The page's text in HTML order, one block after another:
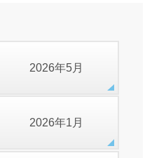
2026年5月
2026年1月